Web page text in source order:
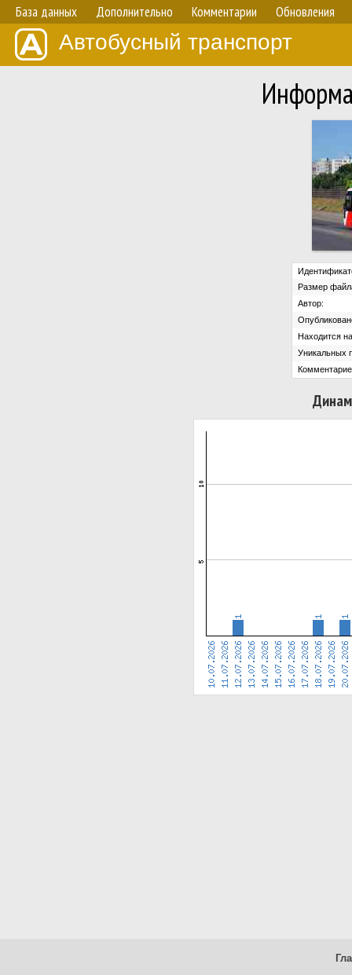
База данных Дополнительно Комментарии Обновления
Автобусный транспорт
Размер
Автор:
Находится
Уникальных